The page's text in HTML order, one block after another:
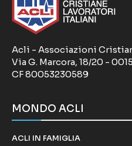
Acli - Associazioni
Via G. Marcora, 18/20 -
CF 80053230589
MONDO ACLI
ACLI IN FAMIGLIA